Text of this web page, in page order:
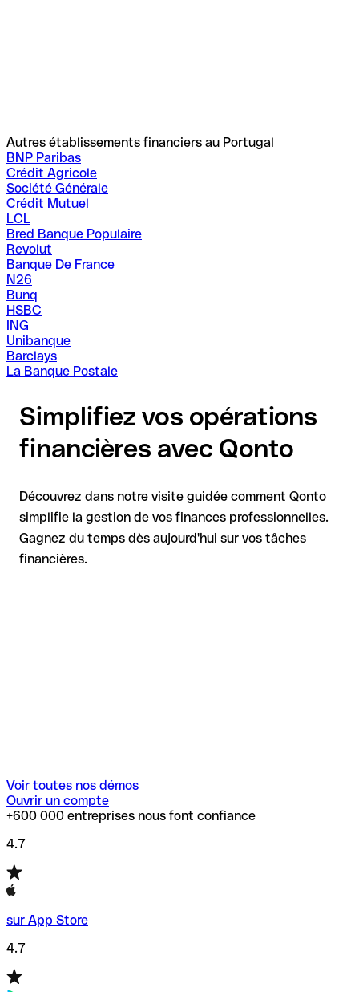
Autres établissements financiers au Portugal
BNP Paribas
Crédit Agricole
Société Générale
Crédit Mutuel
LCL
Bred Banque Populaire
Revolut
Banque De France
N26
Bunq
HSBC
ING
Unibanque
Barclays
La Banque Postale
Simplifiez vos opérations
financières avec Qonto
Découvrez dans notre visite guidée comment Qonto
simplifie la gestion de vos finances professionnelles.
Gagnez du temps dès aujourd'hui sur vos tâches
financières.
Voir toutes nos démos
Ouvrir un compte
+600 000 entreprises nous font confiance
4.7
sur App Store
4.7